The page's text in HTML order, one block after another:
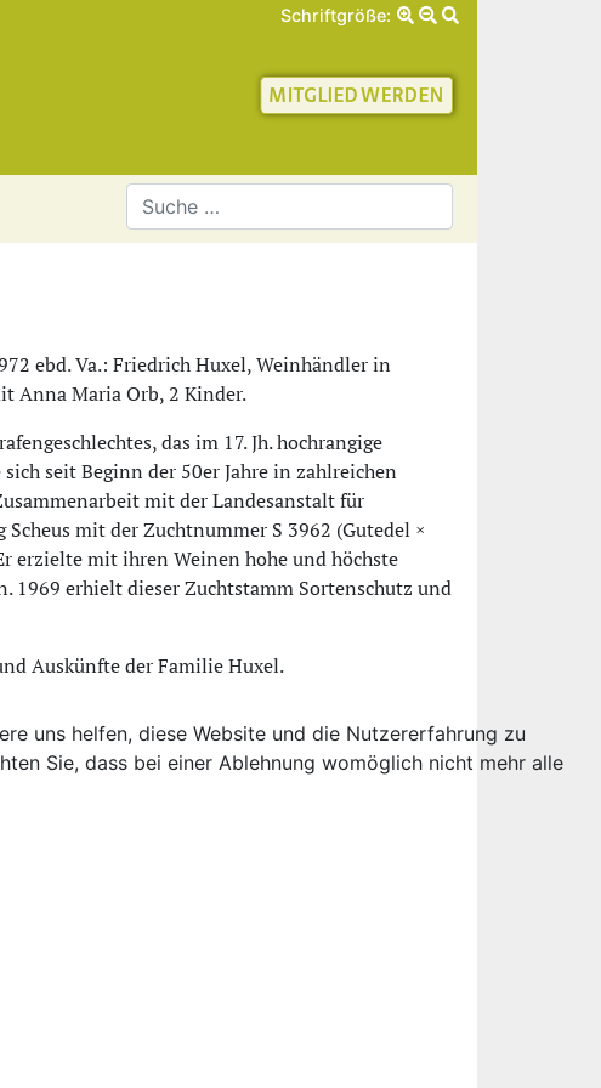
Schriftgröße:
für Geschichte
ebd. Va.: Friedrich Huxel, Weinhändler in
Anna Maria Orb, 2 Kinder.
das im 17. Jh. hochrangige
seit Beginn der 50er Jahre in zahlreichen
mit der Landesanstalt für
mit der Zuchtnummer S 3962 (Gutedel ×
erzielte mit ihren Weinen hohe und höchste
erhielt dieser Zuchtstamm Sortenschutz und
Auskünfte der Familie Huxel.
uns helfen, diese Website und die Nutzererfahrung zu
Sie, dass bei einer Ablehnung womöglich nicht mehr alle